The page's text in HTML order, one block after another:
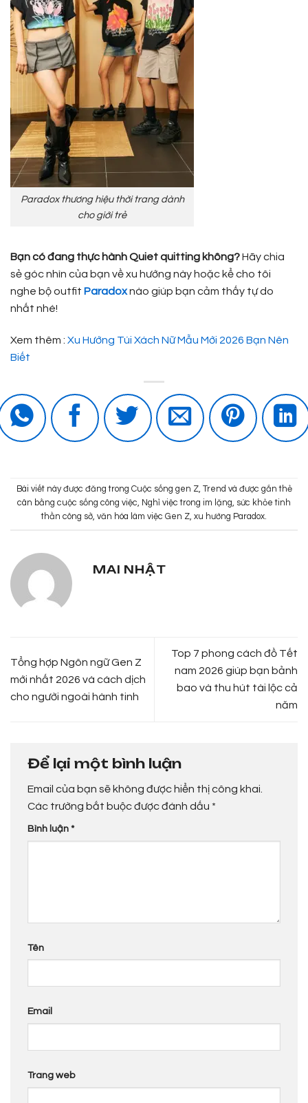
Paradox thương hiệu thời trang dành
cho giới trẻ
Bạn có đang thực hành Quiet quitting không?Hãy chia
sẻ góc nhìn của bạn về xu hướng này hoặc kể cho tôi
nghe bộ outfit Paradoxnào giúp bạn cảm thấy tự do
nhất nhé!
Xem thêm : Xu Hướng Túi Xách Nữ Mẫu Mới 2026 Bạn Nên
Biết
Bài viết này được đăng trong Cuộc sống gen Z, Trend và được gắn thẻ
cân bằng cuộc sống công việc, Nghỉ việc trong im lặng, sức khỏe tinh
thần công sở, văn hóa làm việc Gen Z, xu hướng Paradox.
MAI NHẬT
Tổng hợp Ngôn ngữ Gen Z
mới nhất 2026 và cách dịch
cho người ngoài hành tinh
Top 7 phong cách đồ Tết
nam 2026 giúp bạn bảnh
bao và thu hút tài lộc cả
năm
Để lại một bình luận
Email của bạn sẽ không được hiển thị công khai.
Các trường bắt buộc được đánh dấu *
Bình luận *
Tên
Email
Trang web